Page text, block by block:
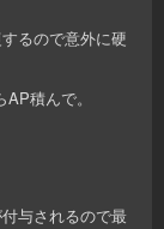
るので意外に硬
積んで。
与されるので最